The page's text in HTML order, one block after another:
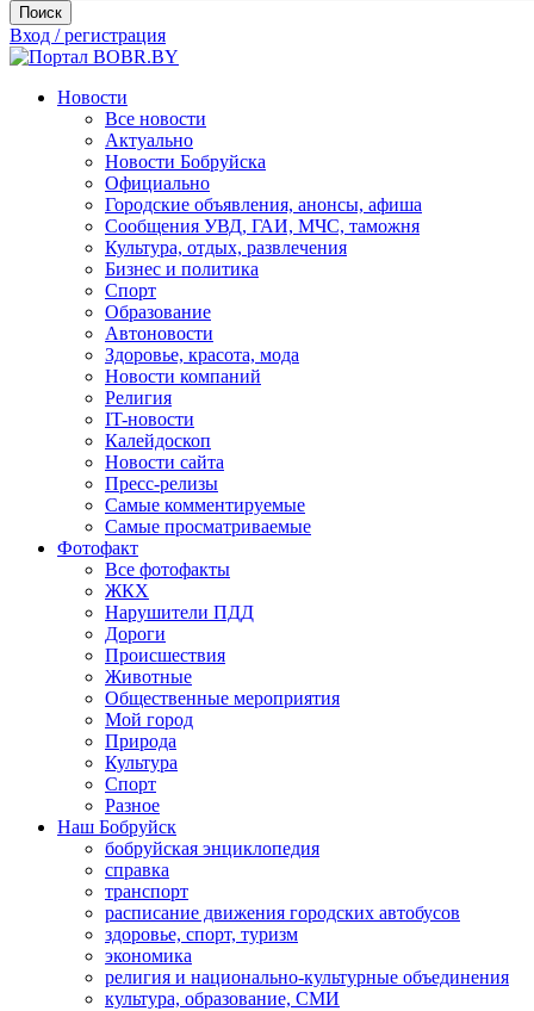
Поиск
Вход / регистрация
Новости
Все новости
Актуально
Новости Бобруйска
Официально
Городские объявления, анонсы, афиша
Сообщения УВД, ГАИ, МЧС, таможня
Культура, отдых, развлечения
Бизнес и политика
Спорт
Образование
Автоновости
Здоровье, красота, мода
Новости компаний
Религия
IT-новости
Калейдоскоп
Новости сайта
Пресс-релизы
Самые комментируемые
Самые просматриваемые
Фотофакт
Все фотофакты
ЖКХ
Нарушители ПДД
Дороги
Происшествия
Животные
Общественные мероприятия
Мой город
Природа
Культура
Спорт
Разное
Наш Бобруйск
бобруйская энциклопедия
справка
транспорт
расписание движения городских автобусов
здоровье, спорт, туризм
экономика
религия и национально-культурные объединения
культура, образование, СМИ